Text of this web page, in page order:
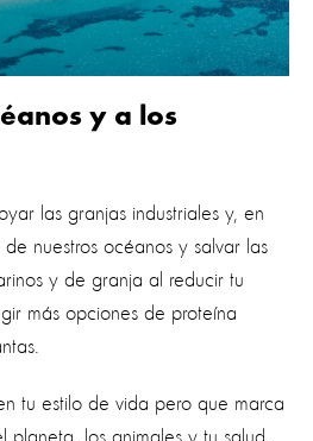
y a los
las granjas industriales y, en
nuestros océanos y salvar las
y de granja al reducir tu
más opciones de proteína
tu estilo de vida pero que marca